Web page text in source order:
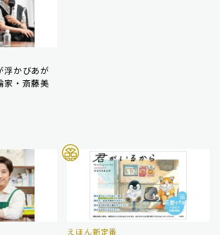
かびあが
・斎藤美
えほん新定番